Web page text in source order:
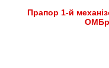
Прапор 1-й
ОМБр